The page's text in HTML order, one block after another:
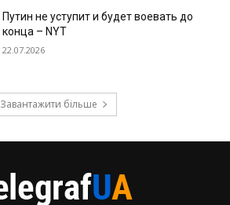
Путин не уступит и будет воевать до
конца – NYT
22.07.2026
Завантажити більше